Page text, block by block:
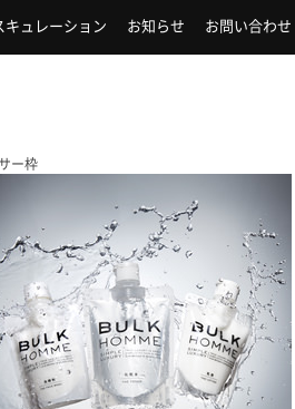
キュレーション お知らせ お問い合わせ
ー枠